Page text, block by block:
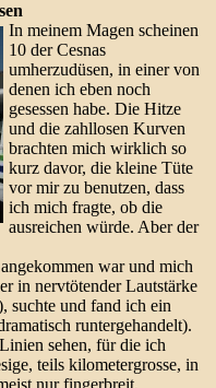
In meinem Magen scheinen
10 der Cesnas
umherzudüsen, in einer von
denen ich eben noch
gesessen habe. Die Hitze
und die zahllosen Kurven
brachten mich wirklich so
kurz davor, die kleine Tüte
vor mir zu benutzen, dass
ich mich fragte, ob die
ausreichen würde. Aber der
war und mich
in nervtötender Lautstärke
suchte und fand ich ein
runtergehandelt).
sehen, für die ich
teils kilometergrosse, in